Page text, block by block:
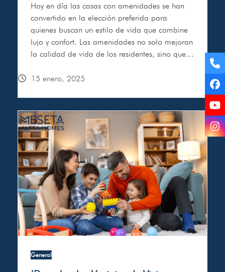
Hoy en día las casas con amenidades se han
convertido en la elección preferida para
quienes buscan un estilo de vida que combine
lujo y confort. Las amenidades no solo mejoran
la calidad de vida de los residentes, sino que…
15 enero, 2025
General